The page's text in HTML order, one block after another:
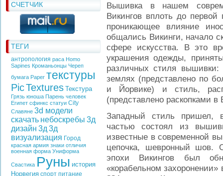
СЧЕТЧИК
ТЕГИ
антропология раса Homo
Sapines Кроманьонцы Череп
бумага Paper текстуры
PicTextures Текстура
Грязь юноша Парень человек
Египет сфинкс статуи City
Славяне 3d модели
скачать небоскребы 3д
дизайн 3д 3д
визуализация Город
красная армия знаки отличия
военная форма Униформа
Свастика Руны история
Норвегия спорт питание
Вышивка в нашем
Викингов вплоть до
проникающее влияние
общались Викинги, начало
сфере искусства. В это
украшения одежды,
различных стиля вышивки:
землях (представлено по
и Йорвике) и стиль,
(представлено раскопками в
Западный стиль пришел,
частью состоял из
известные в современной
цепочка, шевронный шов.
эпохи Викингов был
«корабельном захоронении»